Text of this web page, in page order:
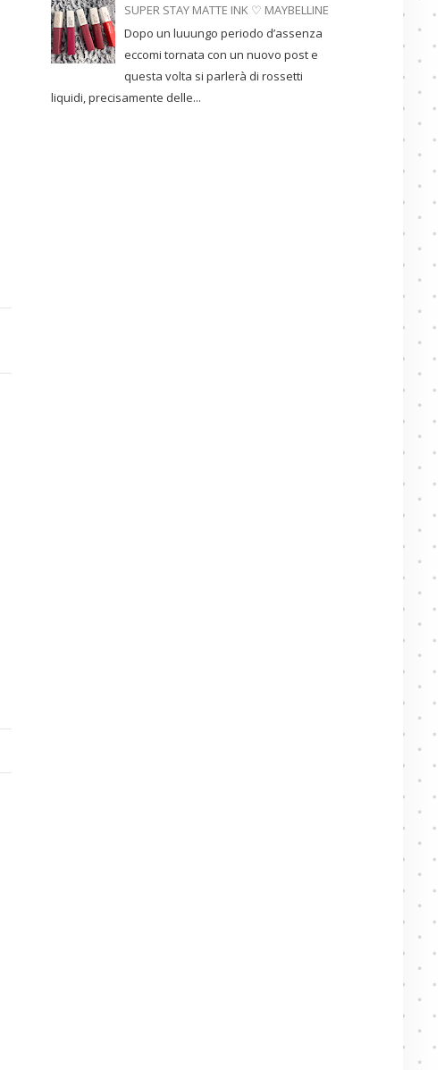
SUPER STAY MATTE INK ♡ MAYBELLINE
Dopo un luuungo periodo d’assenza
eccomi tornata con un nuovo post e
questa volta si parlerà di rossetti
liquidi, precisamente delle...